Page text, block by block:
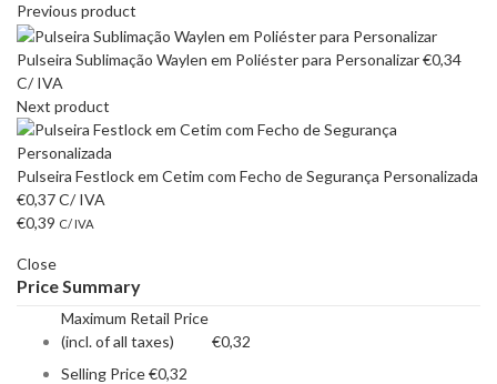
Previous product
Pulseira Sublimação Waylen em Poliéster para Personalizar€0,34
C/ IVA
Next product
Pulseira Festlock em Cetim com Fecho de Segurança Personalizada
€0,37C/ IVA
€0,39 C/ IVA
Close
Price Summary
Maximum Retail Price
(incl. of all taxes)
€0,32
Selling Price€0,32